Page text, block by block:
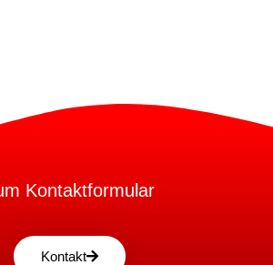
Kontaktformular
Kontakt